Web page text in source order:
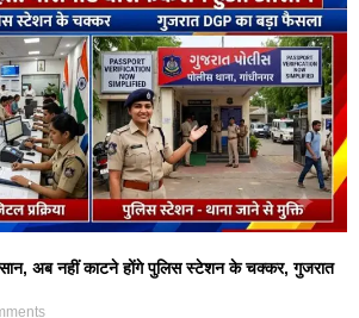
अब नहीं काटने होंगे पुलिस स्टेशन के चक्कर, गुजरात